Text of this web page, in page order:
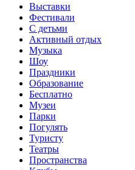
Выставки
Фестивали
С детьми
Активный отдых
Музыка
Шоу
Праздники
Образование
Бесплатно
Музеи
Парки
Погулять
Туристу
Театры
Пространства